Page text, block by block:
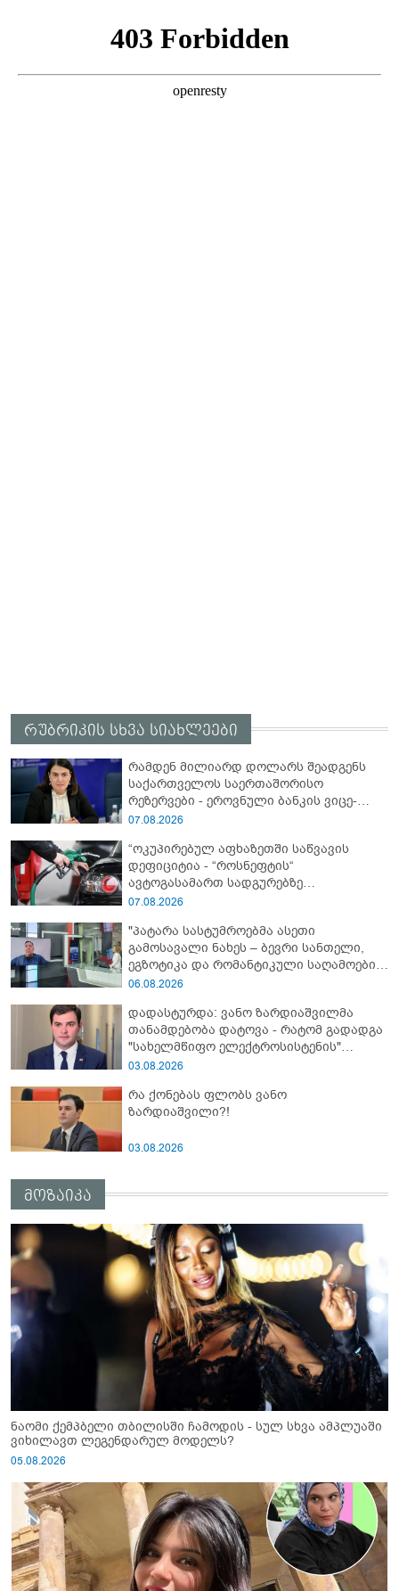
რუბრიკის სხვა სიახლეები
რამდენ მილიარდ დოლარს შეადგენს
საქართველოს საერთაშორისო
რეზერვები - ეროვნული ბანკის ვიცე-
პრეზიდენტის განცხადებას
07.08.2026
“ოკუპირებულ აფხაზეთში საწვავის
დეფიციტია - “როსნეფტის“
ავტოგასამართ სადგურებზე
კილომეტრიანი რიგები დგას...“ -
07.08.2026
"პატარა სასტუმროებმა ასეთი
გამოსავალი ნახეს – ბევრი სანთელი,
ეგზოტიკა და რომანტიკული საღამოები
შექმნეს" - რას ეუბნებიან უცხოელ
ელექტროენერგიის გათიშვაზე?!
06.08.2026
დადასტურდა: ვანო ზარდიაშვილმა
თანამდებობა დატოვა - რატომ გადადგა
"სახელმწიფო ელექტროსისტენის"
გენდირექტორი?!
03.08.2026
რა ქონებას ფლობს ვანო
ზარდიაშვილი?!
03.08.2026
მოზაიკა
ნაომი ქემპბელი თბილისში ჩამოდის - სულ სხვა ამპლუაში
ვიხილავთ ლეგენდარულ მოდელს?
05.08.2026